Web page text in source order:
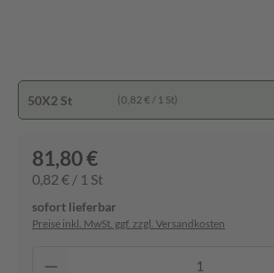
50X2 St (0,82 € / 1 St)
81,80 €
0,82 € / 1 St
sofort lieferbar
Preise inkl. MwSt. ggf. zzgl. Versandkosten